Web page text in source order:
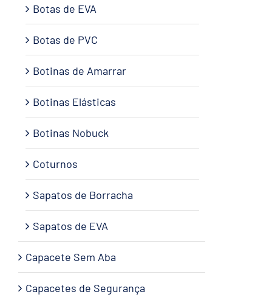
Botas de EVA
Botas de PVC
Botinas de Amarrar
Botinas Elásticas
Botinas Nobuck
Coturnos
Sapatos de Borracha
Sapatos de EVA
Capacete Sem Aba
Capacetes de Segurança